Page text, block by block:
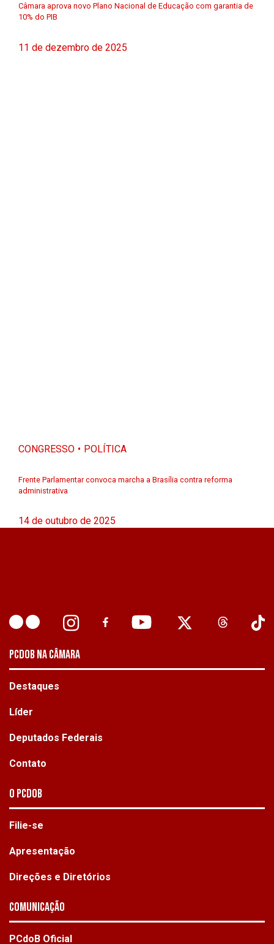
Câmara aprova novo Plano Nacional de Educação com garantia de
10% do PIB
11 de dezembro de 2025
CONGRESSO POLÍTICA
Frente Parlamentar convoca marcha a Brasília contra reforma
administrativa
14 de outubro de 2025
PCDOB NA CÂMARA
Destaques
Líder
Deputados Federais
Contato
O PCdoB
Filie-se
Apresentação
Direções e Diretórios
Comunicação
PCdoB Oficial